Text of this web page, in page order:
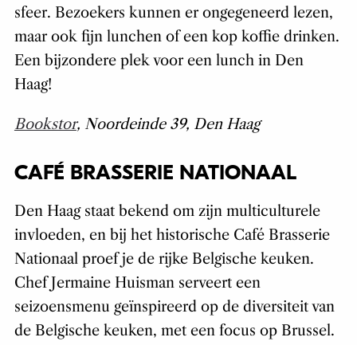
sfeer. Bezoekers kunnen er ongegeneerd lezen,
maar ook fijn lunchen of een kop koffie drinken.
Een bijzondere plek voor een lunch in Den
Haag!
Bookstor, Noordeinde 39, Den Haag
CAFÉ BRASSERIE NATIONAAL
Den Haag staat bekend om zijn multiculturele
invloeden, en bij het historische Café Brasserie
Nationaal proef je de rijke Belgische keuken.
Chef Jermaine Huisman serveert een
seizoensmenu geïnspireerd op de diversiteit van
de Belgische keuken, met een focus op Brussel.